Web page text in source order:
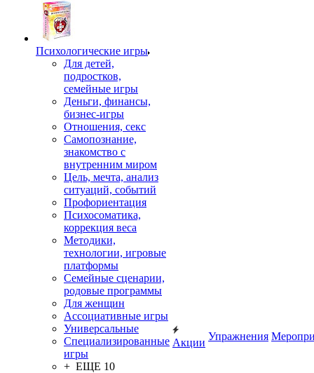
Психологические игры
Для детей,
подростков,
семейные игры
Деньги, финансы,
бизнес-игры
Отношения, секс
Самопознание,
знакомство с
внутренним миром
Цель, мечта, анализ
ситуаций, событий
Профориентация
Психосоматика,
коррекция веса
Методики,
технологии, игровые
платформы
Семейные сценарии,
родовые программы
Для женщин
Ассоциативные игры
Универсальные
Специализированные
игры
+ ЕЩЕ 10
Акции
Упражнения